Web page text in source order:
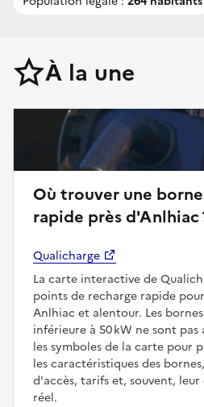
À la une
Où trouver une
rapide près d'Anlhiac
Qualicharge
La carte interactive de
points de recharge rapide
Anlhiac et alentour. Les
inférieure à 50 kW ne sont pas
les symboles de la carte pour
les caractéristiques des
d'accès, tarifs et, souvent,
réel.